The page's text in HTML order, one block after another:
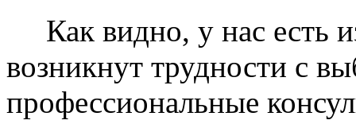
Как видно, у нас есть
возникнут трудности с
профессиональные